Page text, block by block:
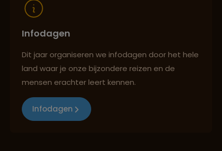
Lees meer over San Gerardo de
Lees meer over San José
Infodagen
Dit jaar organiseren we infodagen door het hele
land waar je onze bijzondere reizen en de
mensen erachter leert kennen.
Infodagen